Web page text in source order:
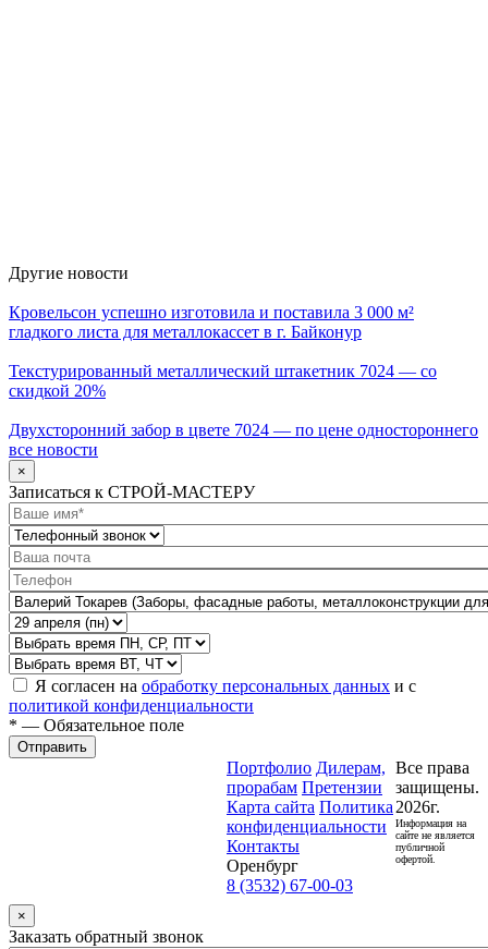
Другие новости
Кровельсон успешно изготовила и поставила 3 000 м²
гладкого листа для металлокассет в г. Байконур
Текстурированный металлический штакетник 7024 — со
скидкой 20%
Двухсторонний забор в цвете 7024 — по цене одностороннего
все новости
×
Записаться к СТРОЙ-МАСТЕРУ
Я согласен на обработку персональных данных и с
политикой конфиденциальности
* — Обязательное поле
Отправить
Портфолио Дилерам,
прорабам Претензии
Карта сайта Политика
конфиденциальности
Контакты
Оренбург
8 (3532) 67-00-03
Все права
защищены.
2026г.
Информация на
сайте не является
публичной
офертой.
×
Заказать обратный звонок